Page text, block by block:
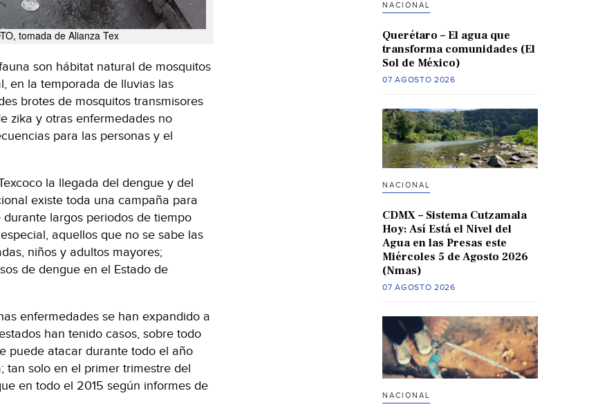
tomada de Alianza Tex
son hábitat natural de mosquitos
en la temporada de lluvias las
brotes de mosquitos transmisores
zika y otras enfermedades no
para las personas y el
la llegada del dengue y del
existe toda una campaña para
largos periodos de tiempo
aquellos que no se sabe las
niños y adultos mayores;
de dengue en el Estado de
enfermedades se han expandido a
han tenido casos, sobre todo
puede atacar durante todo el año
tan solo en el primer trimestre del
en todo el 2015 según informes de
NACIONAL
Querétaro – El agua que
transforma comunidades (El
Sol de México)
07 AGOSTO 2026
NACIONAL
CDMX – Sistema Cutzamala
Hoy: Así Está el Nivel del
Agua en las Presas este
Miércoles 5 de Agosto 2026
(Nmas)
07 AGOSTO 2026
NACIONAL